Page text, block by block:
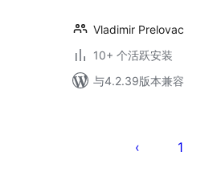
Vladimir Prelovac
10+ 个活跃安装
与4.2.39版本兼容
1